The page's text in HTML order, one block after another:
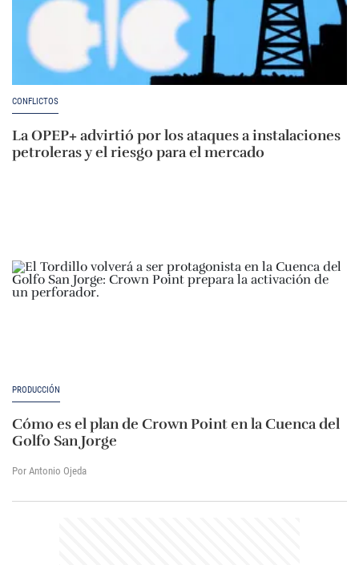
CONFLICTOS
La OPEP+ advirtió por los ataques a instalaciones
petroleras y el riesgo para el mercado
PRODUCCIÓN
Cómo es el plan de Crown Point en la Cuenca del
Golfo San Jorge
Por Antonio Ojeda